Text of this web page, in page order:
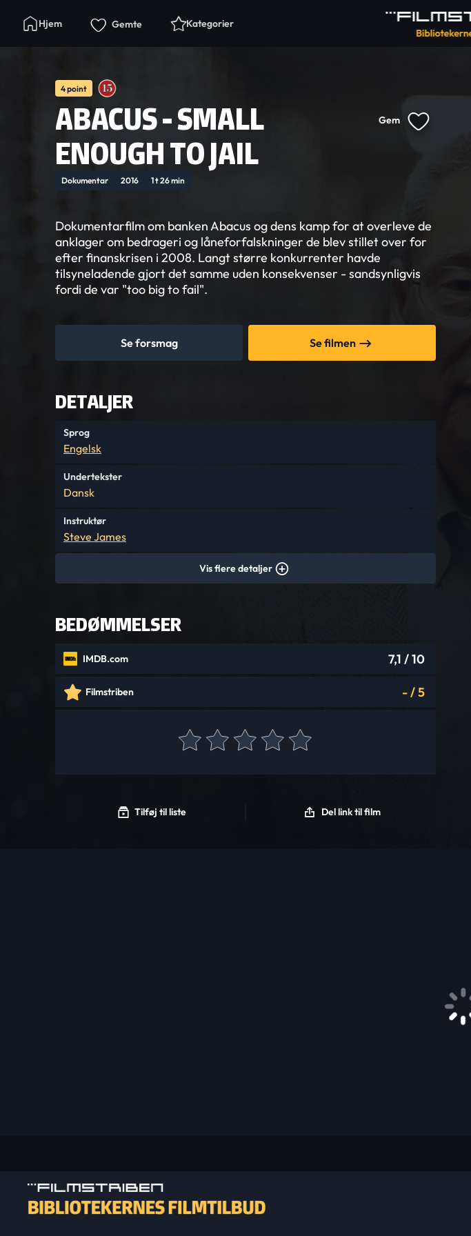
Hjem Gemte Kategorier
4 point
ABACUS - SMALL
ENOUGH TO JAIL
Gem
Dokumentar 2016 1 t 26 min
Dokumentarfilm om banken Abacus og dens kamp for at overleve de
anklager om bedrageri og låneforfalskninger de blev stillet over for
efter finanskrisen i 2008. Langt større konkurrenter havde
tilsyneladende gjort det samme uden konsekvenser - sandsynligvis
fordi de var "too big to fail".
Se forsmag Se filmen
DETALJER
Sprog
Engelsk
Undertekster
Dansk
Instruktør
Steve James
Vis flere detaljer
BEDØMMELSER
IMDB.com 7,1 / 10
Filmstriben -/5
Tilføj til liste Del link til film